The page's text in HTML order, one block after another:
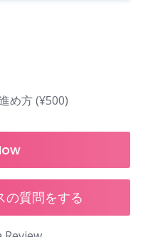
め方 (¥500)
の質問をする